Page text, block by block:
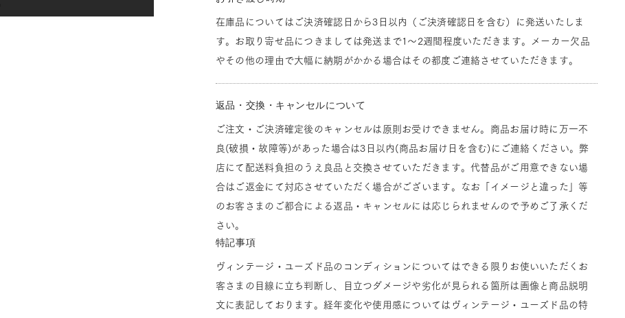
在庫品についてはご決済確認日から3日以内（ご決済確認日を含む）に発送いたしま
す。お取り寄せ品につきましては発送まで1～2週間程度いただきます。メーカー欠品
やその他の理由で大幅に納期がかかる場合はその都度ご連絡させていただきます。
返品・交換・キャンセルについて
ご注文・ご決済確定後のキャンセルは原則お受けできません。商品お届け時に万一不
良(破損・故障等)があった場合は3日以内(商品お届け日を含む)にご連絡ください。弊
店にて配送料負担のうえ良品と交換させていただきます。代替品がご用意できない場
合はご返金にて対応させていただく場合がございます。なお「イメージと違った」等
のお客さまのご都合による返品・キャンセルには応じられませんので予めご了承くだ
さい。
特記事項
ヴィンテージ・ユーズド品のコンディションについてはできる限りお使いいただくお
客さまの目線に立ち判断し、目立つダメージや劣化が見られる箇所は画像と商品説明
文に表記しております。経年変化や使用感についてはヴィンテージ・ユーズド品の特